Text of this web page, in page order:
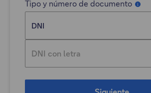
Tipo y número de documento